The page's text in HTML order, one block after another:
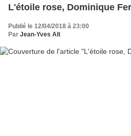
L'étoile rose, Dominique
Publié le 12/04/2018 à 23:00
Par Jean-Yves Alt